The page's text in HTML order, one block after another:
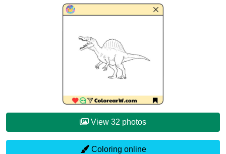
View 32 photos
Coloring online